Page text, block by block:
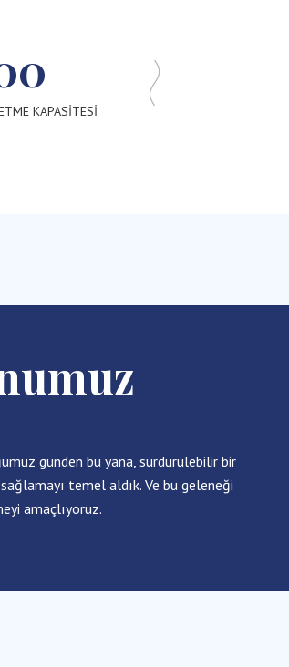
KAPASITESI
günden bu yana, sürdürülebilir bir
temel aldık. Ve bu geleneği
amaçlıyoruz.